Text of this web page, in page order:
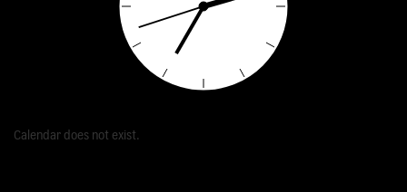
Calendar does not exist.